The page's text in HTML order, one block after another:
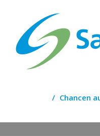
content
Chancen